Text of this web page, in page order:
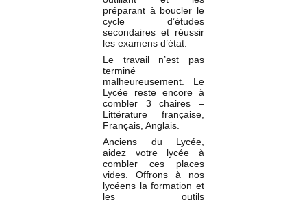
préparant à boucler le
cycle d’études
secondaires et réussir
les examens d’état.
Le travail n’est pas
terminé
malheureusement. Le
Lycée reste encore à
combler 3 chaires –
Littérature française,
Français, Anglais.
Anciens du Lycée,
aidez votre lycée à
combler ces places
vides. Offrons à nos
lycéens la formation et
les outils